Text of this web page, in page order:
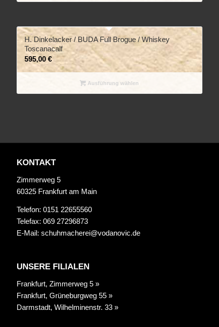
H. Dinkelacker / BUDA Full Brogue / Whiskey
Toscanacalf
595,00 €
Ausführung wählen
KONTAKT
Zimmerweg 5
60325 Frankfurt am Main
Telefon: 0151 22655560
Telefax: 069 27296873
E-Mail: schuhmacherei@vodanovic.de
UNSERE FILIALEN
Frankfurt, Zimmerweg 5 »
Frankfurt, Grüneburgweg 55 »
Darmstadt, Wilhelminenstr. 33 »